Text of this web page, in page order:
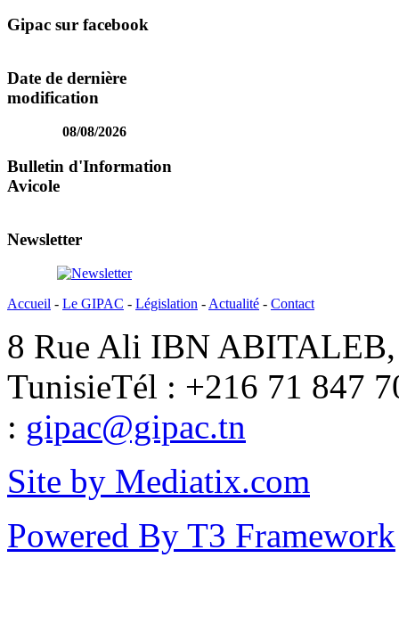
Gipac sur facebook
Date de dernière
modification
08/08/2026
Bulletin d'Information
Avicole
Newsletter
Accueil - Le GIPAC - Législation - Actualité - Contact
8 Rue Ali IBN ABITALEB,
TunisieTél : +216 71 847
: gipac@gipac.tn
Site by Mediatix.com
Powered By T3 Framework